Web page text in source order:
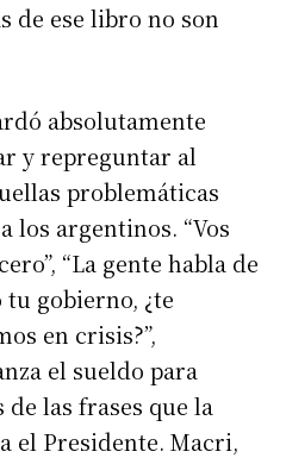
de ese libro no son
absolutamente
y repreguntar al
problemáticas
los argentinos. “Vos
“La gente habla de
gobierno, ¿te
en crisis?”,
el sueldo para
las frases que la
el Presidente. Macri,